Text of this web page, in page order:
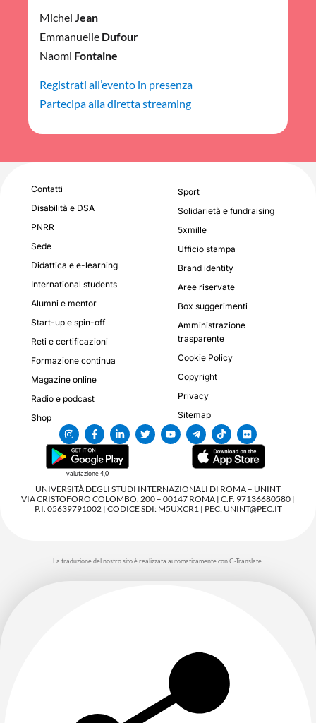
Michel Jean
Emmanuelle Dufour
Naomi Fontaine
Registrati all’evento in presenza
Partecipa alla diretta streaming
Contatti
Disabilità e DSA
PNRR
Sede
Didattica e e-learning
International students
Alumni e mentor
Start-up e spin-off
Reti e certificazioni
Formazione continua
Magazine online
Radio e podcast
Shop
Sport
Solidarietà e fundraising
5xmille
Ufficio stampa
Brand identity
Aree riservate
Box suggerimenti
Amministrazione
trasparente
Cookie Policy
Copyright
Privacy
Sitemap
valutazione 4,0
UNIVERSITÀ DEGLI STUDI INTERNAZIONALI DI ROMA – UNINT
VIA CRISTOFORO COLOMBO, 200 – 00147 ROMA | C.F. 97136680580 |
P.I. 05639791002 | CODICE SDI: M5UXCR1 | PEC: UNINT@PEC.IT
La traduzione del nostro sito è realizzata automaticamente con G-Translate.